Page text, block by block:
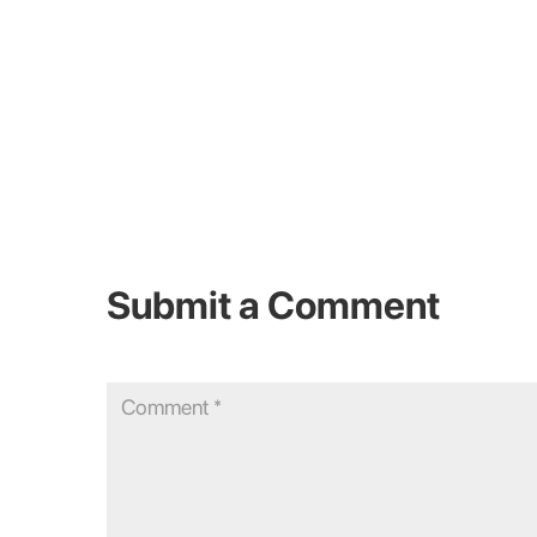
Submit a Comment